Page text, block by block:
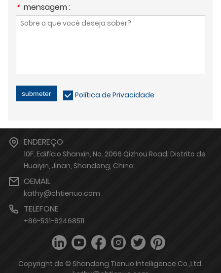
* mensagem :
submeter Política de Privacidade
ENDEREÇO
10F, Edifício Shanxin, No. 2066 Qizhou Road, Distrito de
Huaiyin, Jinan, Shandong, China
OEMAIL
kathy@chtienuo.com
TELEFONE
+86-531-82468511
Copyright de © Shandong Tienuo Intelligence Co.,Ltd.